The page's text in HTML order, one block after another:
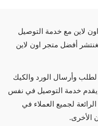
اون لاين مع خدمة التوصيل
أفضل متجر اون لاين
وأرسال الورد والكيك
يقدم خدمة التوصيل في نفس
لجميع العملاء في
الأخرى.